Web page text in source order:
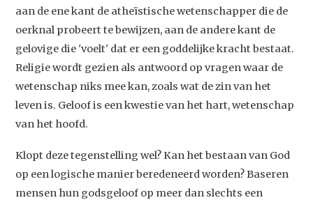
aan de ene kant de atheïstische wetenschapper die de
oerknal probeert te bewijzen, aan de andere kant de
gelovige die 'voelt' dat er een goddelijke kracht bestaat.
Religie wordt gezien als antwoord op vragen waar de
wetenschap niks mee kan, zoals wat de zin van het
leven is. Geloof is een kwestie van het hart, wetenschap
van het hoofd.
Klopt deze tegenstelling wel? Kan het bestaan van God
op een logische manier beredeneerd worden? Baseren
mensen hun godsgeloof op meer dan slechts een